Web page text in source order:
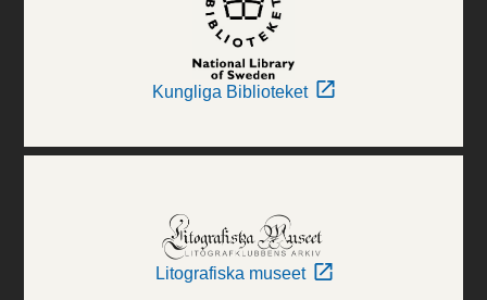
Kungliga Biblioteket
Litografiska museet